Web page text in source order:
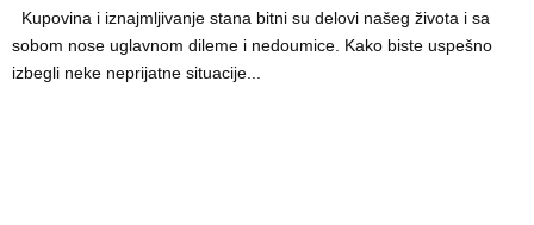
Kupovina i iznajmljivanje stana bitni su delovi našeg života i sa
sobom nose uglavnom dileme i nedoumice. Kako biste uspešno
izbegli neke neprijatne situacije...